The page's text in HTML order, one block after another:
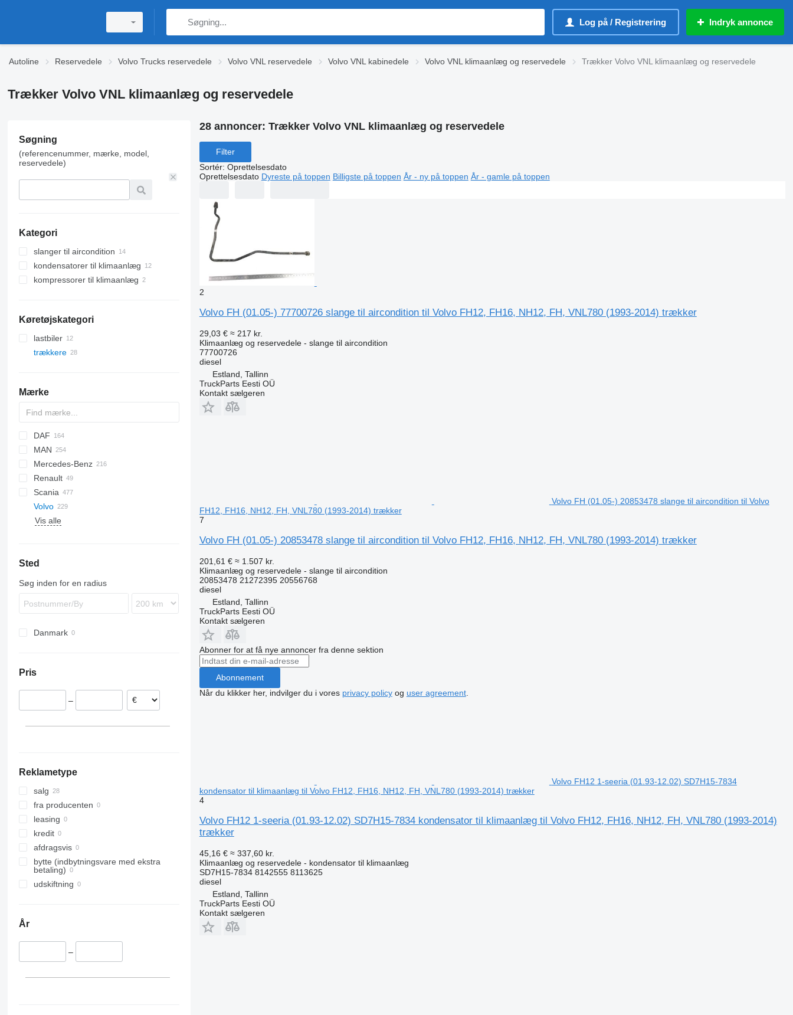
Log på / Registrering Indryk annonce
Autoline Reservedele Volvo Trucks reservedele Volvo VNL reservedele Volvo VNL kabinedele Volvo VNL klimaanlæg og reservedele Trækker Volvo VNL klimaanlæg og reservedele
Trækker Volvo VNL klimaanlæg og reservedele
Søgning
(referencenummer, mærke, model,
reservedele)
Kategori
slanger til aircondition
kondensatorer til klimaanlæg
kompressorer til klimaanlæg
Køretøjskategori
lastbiler
trækkere
Mærke
DAF
CF
LF
XF
XG
S-Way
Stralis
Trakker
MAN
Lion's series
TGA
TGL
TGM
TGS
Mercedes-Benz
A-Class
Actros
Antos
Arocs
Canter
Renault
Kerax
Magnum
Midlum
Scania
G-series
P-series
Volvo
B-series
FH16 550
FH 440
FL10
FL12
FM9
FM12
VNL
Vis alle
Sted
Søg inden for en radius
Danmark
Pris
–
Reklametype
salg
fra producenten
leasing
kredit
afdragsvis
bytte (indbytningsvare med ekstra
betaling)
udskiftning
År
–
28 annoncer: Trækker Volvo VNL klimaanlæg og reservedele
Filter
Sortér: Oprettelsesdato
Oprettelsesdato Dyreste på toppen Billigste på toppen År - ny på toppen År - gamle på toppen
2
Volvo FH (01.05-) 77700726 slange til aircondition til Volvo FH12, FH16, NH12, FH, VNL780 (1993-2014) trækker
29,03 € ≈ 217 kr.
Klimaanlæg og reservedele - slange til aircondition
77700726
diesel
Estland, Tallinn
TruckParts Eesti OÜ
Kontakt sælgeren
Volvo FH (01.05-) 20853478 slange til aircondition til Volvo
FH12, FH16, NH12, FH, VNL780 (1993-2014) trækker
7
Volvo FH (01.05-) 20853478 slange til aircondition til Volvo FH12, FH16, NH12, FH, VNL780 (1993-2014) trækker
201,61 € ≈ 1.507 kr.
Klimaanlæg og reservedele - slange til aircondition
20853478 21272395 20556768
diesel
Estland, Tallinn
TruckParts Eesti OÜ
Kontakt sælgeren
Abonner for at få nye annoncer fra denne sektion
Abonnement
Når du klikker her, indvilger du i vores privacy policyog user agreement.
Volvo FH12 1-seeria (01.93-12.02) SD7H15-7834
kondensator til klimaanlæg til Volvo FH12, FH16, NH12, FH, VNL780 (1993-2014) trækker
4
Volvo FH12 1-seeria (01.93-12.02) SD7H15-7834 kondensator til klimaanlæg til Volvo FH12, FH16, NH12, FH, VNL780 (1993-2014)
trækker
45,16 € ≈ 337,60 kr.
Klimaanlæg og reservedele - kondensator til klimaanlæg
SD7H15-7834 8142555 8113625
diesel
Estland, Tallinn
TruckParts Eesti OÜ
Kontakt sælgeren